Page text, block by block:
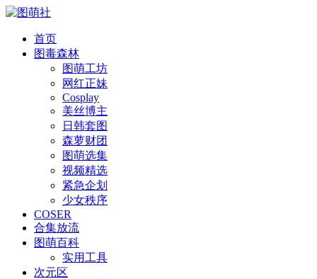
首页
图毒森林
图萌工坊
网红正妹
Cosplay
美丝博主
日韩套图
森萝财团
图萌选集
视频精选
紧急企划
少女秩序
COSER
合集放流
图萌百科
实用工具
次元区